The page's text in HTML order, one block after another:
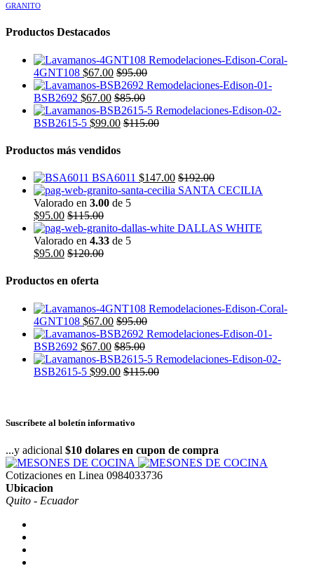
GRANITO
Productos Destacados
4GNT108 $67.00 $95.00
BSB2692 $67.00 $85.00
BSB2615-5 $99.00 $115.00
Productos más vendidos
BSA6011 $147.00 $192.00
SANTA CECILIA
Valorado en 3.00 de 5
$95.00 $115.00
DALLAS WHITE
Valorado en 4.33 de 5
$95.00 $120.00
Productos en oferta
4GNT108 $67.00 $95.00
BSB2692 $67.00 $85.00
BSB2615-5 $99.00 $115.00
Suscríbete al boletín informativo
...y adicional $10 dolares en cupon de compra
Cotizaciones en Linea 0984033736
Ubicacion
Quito - Ecuador